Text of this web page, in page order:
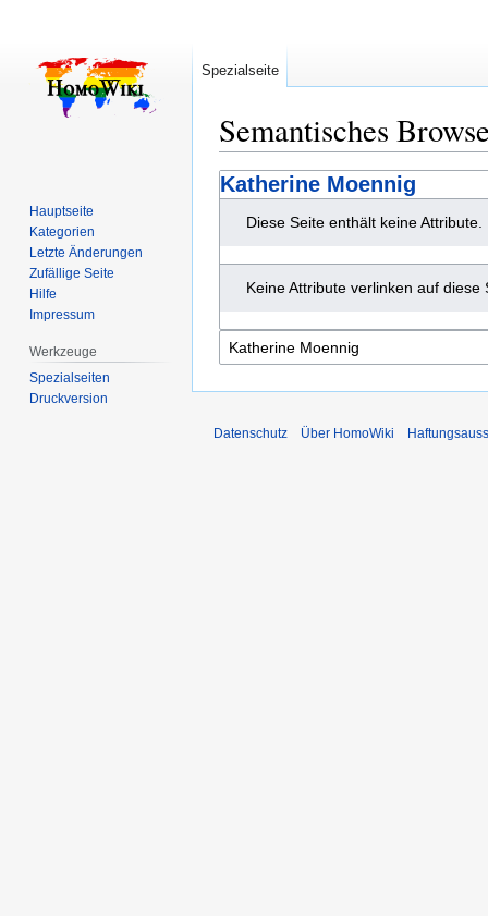
Semantisches
Zur
Navigation
springen
Zur
Suche
springen
Katherine Moennig
Diese Seite enthält keine Attribute.
Keine Attribute verlinken auf diese
Spezialseite
Hauptseite
Kategorien
Letzte Änderungen
Zufällige Seite
Hilfe
Impressum
Werkzeuge
Spezialseiten
Druckversion
Datenschutz Über HomoWiki